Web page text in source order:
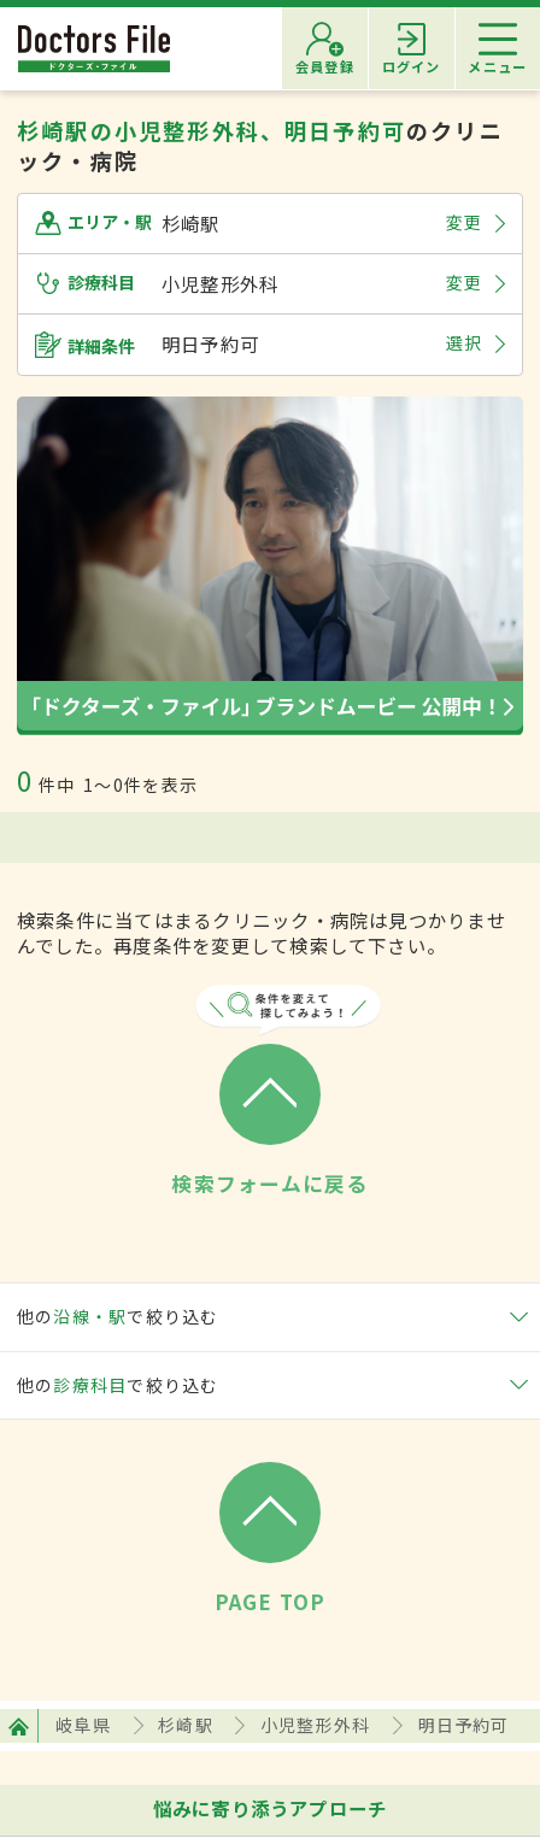
会員登録 ログイン メニュー
杉崎駅の小児整形外科、明日予約可のクリニ
ック・病院
エリア・駅 杉崎駅 変更
診療科目 小児整形外科 変更
詳細条件 明日予約可 選択
0 件中 1〜0件を表示
検索条件に当てはまるクリニック・病院は見つかりませ
んでした。再度条件を変更して検索して下さい。
検索フォームに戻る
他の沿線・駅で絞り込む
他の 診療科目で絞り込む
PAGE TOP
岐阜県 杉崎駅 小児整形外科 明日予約可
悩みに寄り添うアプローチ